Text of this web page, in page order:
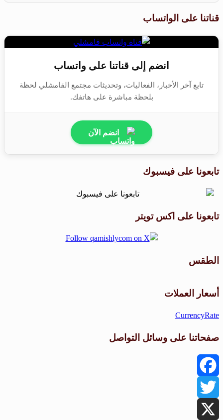
قناتنا على الواتساب
انضم إلى قناتنا على واتساب
تابع آخر الأخبار، الفعاليات، وتحديثات مجتمع القامشلي لحظة
بلحظة مباشرة على هاتفك.
انضم الآن
تابعونا على فيسبوك
تابعونا على اكس تويتر
الطقس
أسعار العملات
CurrencyRate
صفحاتنا على وسائل التواصل
Facebook
Twitter